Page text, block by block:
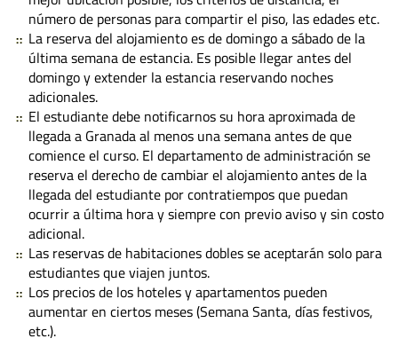
número de personas para compartir el piso, las edades etc.
La reserva del alojamiento es de domingo a sábado de la
última semana de estancia. Es posible llegar antes del
domingo y extender la estancia reservando noches
adicionales.
El estudiante debe notificarnos su hora aproximada de
llegada a Granada al menos una semana antes de que
comience el curso. El departamento de administración se
reserva el derecho de cambiar el alojamiento antes de la
llegada del estudiante por contratiempos que puedan
ocurrir a última hora y siempre con previo aviso y sin costo
adicional.
Las reservas de habitaciones dobles se aceptarán solo para
estudiantes que viajen juntos.
Los precios de los hoteles y apartamentos pueden
aumentar en ciertos meses (Semana Santa, días festivos,
etc.).